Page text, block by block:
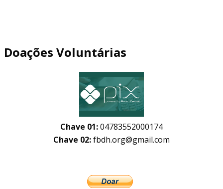
Doações Voluntárias
Chave 01:04783552000174
Chave 02:fbdh.org@gmail.com